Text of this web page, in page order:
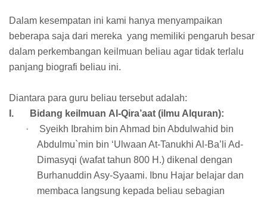
Dalam kesempatan ini kami hanya menyampaikan
beberapa saja dari mereka yang memiliki pengaruh besar
dalam perkembangan keilmuan beliau agar tidak terlalu
panjang biografi beliau ini.
Diantara para guru beliau tersebut adalah:
I.
Bidang keilmuan Al-Qira’aat (ilmu Alquran):
·
Syeikh Ibrahim bin Ahmad bin Abdulwahid bin
Abdulmu`min bin ‘Ulwaan At-Tanukhi Al-Ba’li Ad-
Dimasyqi (wafat tahun 800 H.) dikenal dengan
Burhanuddin Asy-Syaami. Ibnu Hajar belajar dan
membaca langsung kepada beliau sebagian